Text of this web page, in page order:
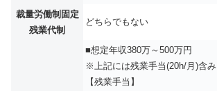
裁量労働制固定
残業代制
どちらでもない
■想定年収380万～500万円
※上記には残業手当(20h/月)含み
【残業手当】